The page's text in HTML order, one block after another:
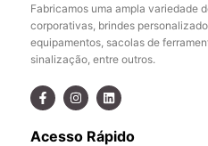
Fabricamos uma ampla variedade
corporativas, brindes
equipamentos, sacolas de
sinalização, entre outros.
Acesso Rápido